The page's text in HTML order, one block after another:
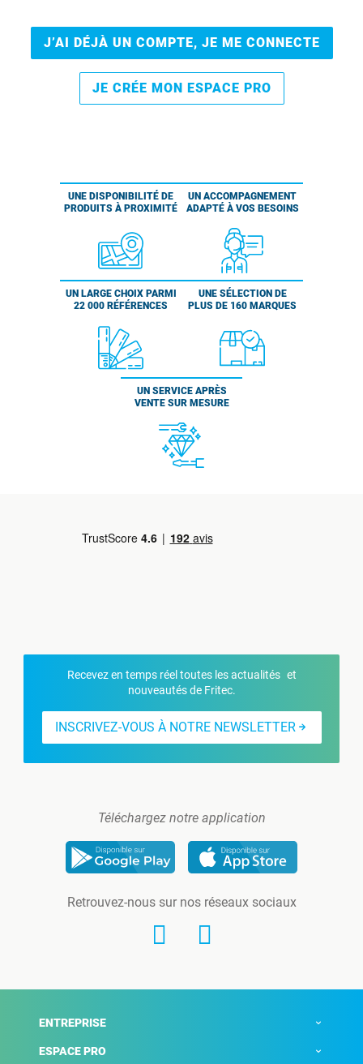
J’AI DÉJÀ UN COMPTE, JE ME CONNECTE
JE CRÉE MON ESPACE PRO
UNE DISPONIBILITÉ DE
PRODUITS À PROXIMITÉ
UN ACCOMPAGNEMENT
ADAPTÉ À VOS BESOINS
UN LARGE CHOIX PARMI
22 000 RÉFÉRENCES
UNE SÉLECTION DE
PLUS DE 160 MARQUES
UN SERVICE APRÈS
VENTE SUR MESURE
Recevez en temps réel toutes les actualités et
nouveautés de Fritec.
INSCRIVEZ-VOUS À NOTRE NEWSLETTER
Téléchargez notre application
Retrouvez-nous sur nos réseaux sociaux
ENTREPRISE
ESPACE PRO